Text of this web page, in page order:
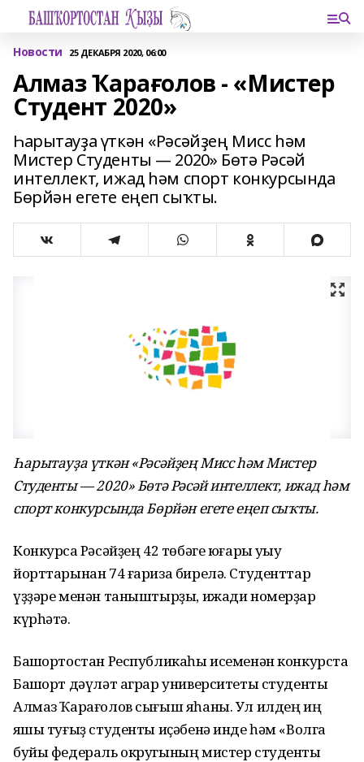
Новости 25 ДЕКАБРЯ 2020, 06:00
Алмаз Ҡарағолов - «Мистер
Студент 2020»
Һарытауҙа үткән «Рәсәйҙең Мисс һәм
Мистер Студенты — 2020» Бөтә Рәсәй
интеллект, ижад һәм спорт конкурсында
Бөрйән егете еңеп сыҡты.
Һарытауҙа үткән «Рәсәйҙең Мисс һәм Мистер
Студенты — 2020» Бөтә Рәсәй интеллект, ижад һәм
спорт конкурсында Бөрйән егете еңеп сыҡты.
Конкурсҡа Рәсәйҙең 42 төбәге юғары уҡыу
йорттарынан 74 ғариза бирелә. Студенттар
үҙҙәре менән таныштырҙы, ижади номерҙар
күрһәтә.
Башҡортостан Республикаһы исеменән конкурста
Башҡорт дәүләт аграр университеты студенты
Алмаз Ҡарағолов сығыш яһаны. Ул илдең иң
яҡшы туғыҙ студенты иҫәбенә инде һәм «Волга
буйы федераль округының мистер студенты